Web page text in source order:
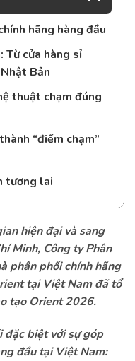
hãng hàng đầu
Từ cửa hàng sỉ
Bản
thuật chạm đúng
“điểm chạm”
tương lai
hiện đại và sang
Minh, Công ty Phân
phân phối chính hãng
tại Việt Nam đã tổ
tạo Orient 2026.
đặc biệt với sự góp
đầu tại Việt Nam: